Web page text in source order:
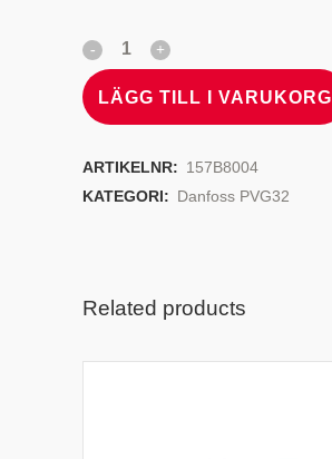
LÄGG TILL I VARUKORG
ARTIKELNR: 157B8004
KATEGORI: Danfoss PVG32
Related products